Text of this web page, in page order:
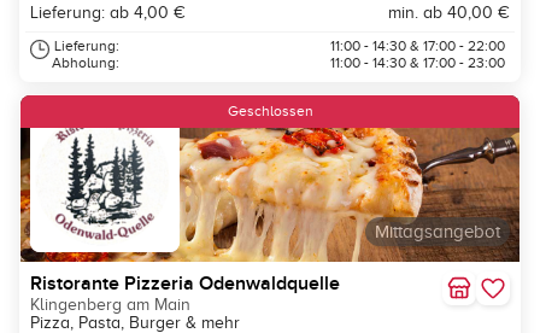
Lieferung: ab 4,00 €
min. ab 40,00 €
Lieferung:
Abholung:
11:00 - 14:30 & 17:00 - 22:00
11:00 - 14:30 & 17:00 - 23:00
Mittagsangebot
Geschlossen
Ristorante Pizzeria Odenwaldquelle
Klingenberg am Main
Pizza, Pasta, Burger & mehr